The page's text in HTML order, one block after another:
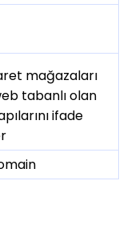
mağazaları
tabanlı olan
ifade